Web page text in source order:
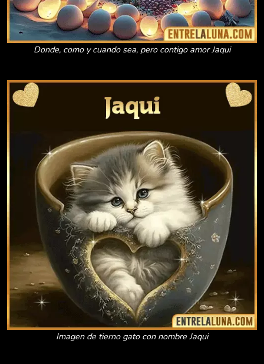
Donde, como y cuando sea, pero contigo amor Jaqui
Imagen de tierno gato con nombre Jaqui